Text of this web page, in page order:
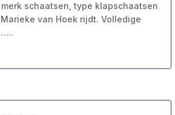
schaatsen, type klapschaatsen
van Hoek rijdt. Volledige